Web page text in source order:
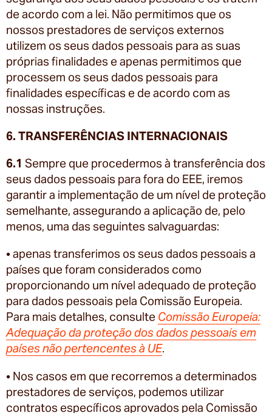
de acordo com a lei. Não permitimos que os
nossos prestadores de serviços externos
utilizem os seus dados pessoais para as suas
próprias finalidades e apenas permitimos que
processem os seus dados pessoais para
finalidades específicas e de acordo com as
nossas instruções.
6. TRANSFERÊNCIAS INTERNACIONAIS
6.1 Sempre que procedermos à transferência dos
seus dados pessoais para fora do EEE, iremos
garantir a implementação de um nível de proteção
semelhante, assegurando a aplicação de, pelo
menos, uma das seguintes salvaguardas:
• apenas transferimos os seus dados pessoais a
países que foram considerados como
proporcionando um nível adequado de proteção
para dados pessoais pela Comissão Europeia.
Para mais detalhes, consulte Comissão Europeia:
Adequação da proteção dos dados pessoais em
países não pertencentes à UE.
• Nos casos em que recorremos a determinados
prestadores de serviços, podemos utilizar
contratos específicos aprovados pela Comissão